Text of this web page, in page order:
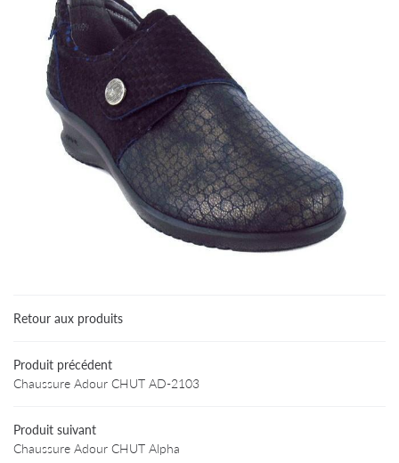
Accueil
Retour aux produits
Produit précédent
Chaussure Adour CHUT AD-2103
Produit suivant
Chaussure Adour CHUT Alpha